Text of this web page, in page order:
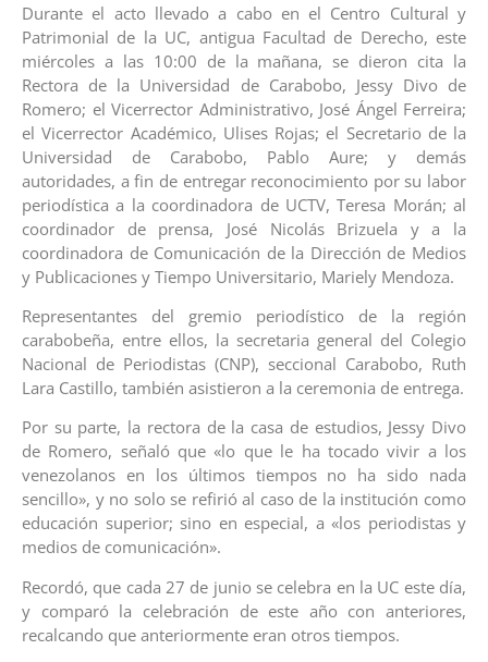
Durante el acto llevado a cabo en el Centro Cultural y
Patrimonial de la UC, antigua Facultad de Derecho, este
miércoles a las 10:00 de la mañana, se dieron cita la
Rectora de la Universidad de Carabobo, Jessy Divo de
Romero; el Vicerrector Administrativo, José Ángel Ferreira;
el Vicerrector Académico, Ulises Rojas; el Secretario de la
Universidad de Carabobo, Pablo Aure; y demás
autoridades, a fin de entregar reconocimiento por su labor
periodística a la coordinadora de UCTV, Teresa Morán; al
coordinador de prensa, José Nicolás Brizuela y a la
coordinadora de Comunicación de la Dirección de Medios
y Publicaciones y Tiempo Universitario, Mariely Mendoza.
Representantes del gremio periodístico de la región
carabobeña, entre ellos, la secretaria general del Colegio
Nacional de Periodistas (CNP), seccional Carabobo, Ruth
Lara Castillo, también asistieron a la ceremonia de entrega.
Por su parte, la rectora de la casa de estudios, Jessy Divo
de Romero, señaló que «lo que le ha tocado vivir a los
venezolanos en los últimos tiempos no ha sido nada
sencillo», y no solo se refirió al caso de la institución como
educación superior; sino en especial, a «los periodistas y
medios de comunicación».
Recordó, que cada 27 de junio se celebra en la UC este día,
y comparó la celebración de este año con anteriores,
recalcando que anteriormente eran otros tiempos.